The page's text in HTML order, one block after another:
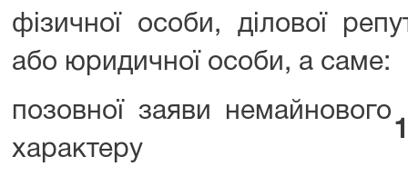
фізичної особи, ділової
або юридичної особи, а саме:
позовної заяви немайнового
характеру